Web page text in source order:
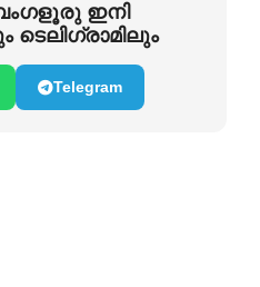
ഇനി
ടെലിഗ്രാമിലും
Telegram